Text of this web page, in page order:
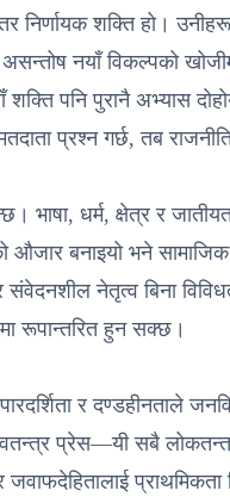
निर्णायक शक्ति हो।
नयाँ विकल्पको
शक्ति पनि पुरानै अभ्यास
प्रश्न गर्छ, तब
भाषा, धर्म, क्षेत्र र
औजार बनाइयो भने
संवेदनशील नेतृत्व बिना
रूपान्तरित हुन सक्छ।
र दण्डहीनताले
स्वतन्त्र प्रेस—यी सबै
जवाफदेहितालाई